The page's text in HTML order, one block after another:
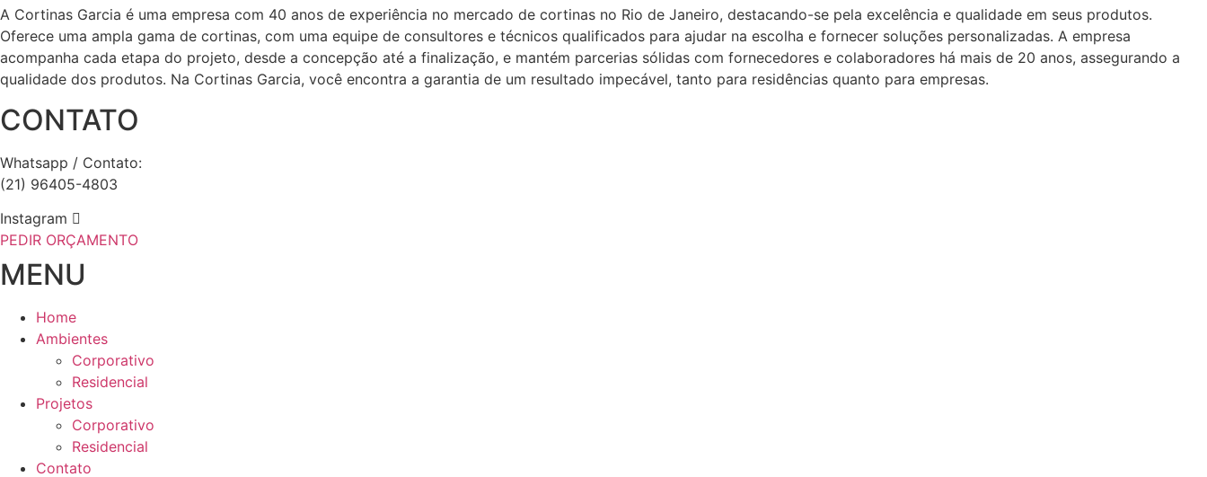
A Cortinas Garcia é uma empresa com 40 anos de experiência no mercado de cortinas no Rio de Janeiro, destacando-se pela excelência e qualidade em seus produtos.
Oferece uma ampla gama de cortinas, com uma equipe de consultores e técnicos qualificados para ajudar na escolha e fornecer soluções personalizadas. A empresa
acompanha cada etapa do projeto, desde a concepção até a finalização, e mantém parcerias sólidas com fornecedores e colaboradores há mais de 20 anos, assegurando a
qualidade dos produtos. Na Cortinas Garcia, você encontra a garantia de um resultado impecável, tanto para residências quanto para empresas.
CONTATO
Whatsapp / Contato:
(21) 96405-4803
Instagram
PEDIR ORÇAMENTO
MENU
Home
Ambientes
Corporativo
Residencial
Projetos
Corporativo
Residencial
Contato